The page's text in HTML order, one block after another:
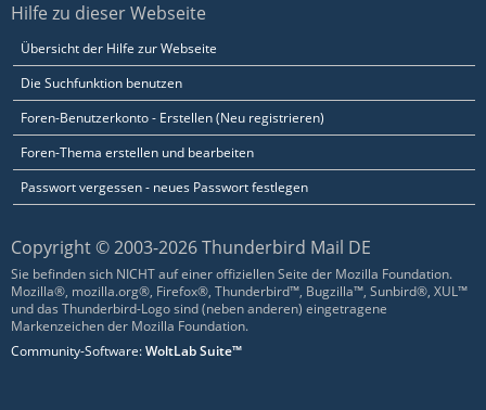
Hilfe zu dieser Webseite
Übersicht der Hilfe zur Webseite
Die Suchfunktion benutzen
Foren-Benutzerkonto - Erstellen (Neu registrieren)
Foren-Thema erstellen und bearbeiten
Passwort vergessen - neues Passwort festlegen
Copyright © 2003-2026 Thunderbird Mail DE
Sie befinden sich NICHT auf einer offiziellen Seite der Mozilla Foundation.
Mozilla®, mozilla.org®, Firefox®, Thunderbird™, Bugzilla™, Sunbird®, XUL™
und das Thunderbird-Logo sind (neben anderen) eingetragene
Markenzeichen der Mozilla Foundation.
Community-Software:WoltLab Suite™